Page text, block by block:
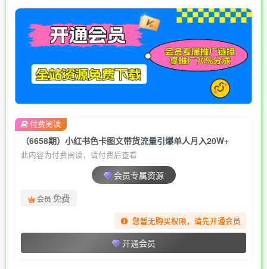
（6658期）小红书色卡图文带货流量引爆单人月入20W+
此内容为付费阅读，请付费后查看
会员专属资源
会员 免费
您暂无购买权限，请先开通会员
开通会员
付费阅读